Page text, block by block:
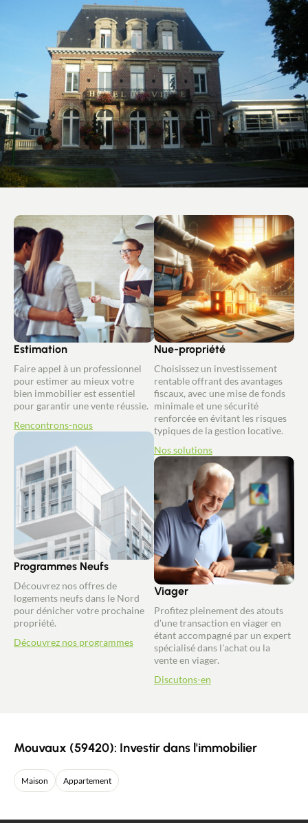
Estimation
Faire appel à un professionnel
pour estimer au mieux votre
bien immobilier est essentiel
pour garantir une vente réussie.
Rencontrons-nous
Programmes Neufs
Découvrez nos offres de
logements neufs dans le Nord
pour dénicher votre prochaine
propriété.
Découvrez nos programmes
Nue-propriété
Choisissez un investissement
rentable offrant des avantages
fiscaux, avec une mise de fonds
minimale et une sécurité
renforcée en évitant les risques
typiques de la gestion locative.
Nos solutions
Viager
Profitez pleinement des atouts
d'une transaction en viager en
étant accompagné par un expert
spécialisé dans l'achat ou la
vente en viager.
Discutons-en
Mouvaux (59420): Investir dans l'immobilier
Maison Appartement